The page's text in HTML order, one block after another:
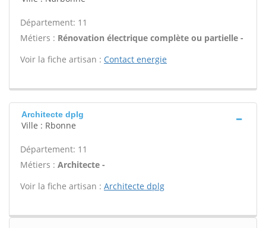
Département: 11
Métiers : Rénovation électrique complète ou partielle -
Voir la fiche artisan : Contact energie
Architecte dplg
Ville : Rbonne
Département: 11
Métiers : Architecte -
Voir la fiche artisan : Architecte dplg